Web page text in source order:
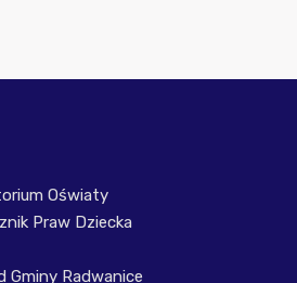
Oświaty
Praw Dziecka
Gminy Radwanice